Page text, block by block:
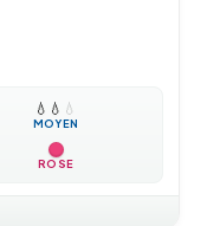
💧 💧 💧
MOYEN
ROSE